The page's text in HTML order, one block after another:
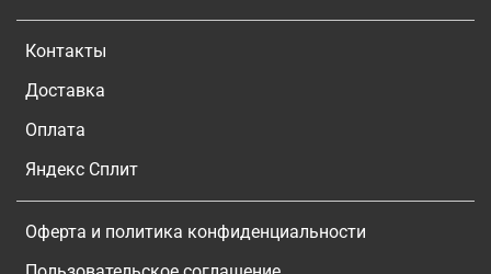
Контакты
Доставка
Оплата
Яндекс Сплит
Оферта и политика конфиденциальности